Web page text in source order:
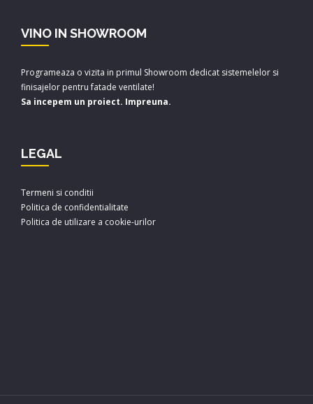
VINO IN SHOWROOM
Programeaza o vizita in primul Showroom dedicat sistemelelor si
finisajelor pentru fatade ventilate!
Sa incepem un proiect. Impreuna.
LEGAL
Termeni si conditii
Politica de confidentialitate
Politica de utilizare a cookie-urilor